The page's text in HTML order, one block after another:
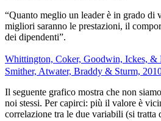
“Quanto meglio un leader è in grado di
migliori saranno le prestazioni, il
dei dipendenti”.
Whittington, Coker, Goodwin, Ickes, &
Smither, Atwater, Braddy & Sturm,
Il seguente grafico mostra che non
noi stessi. Per capirci: più il valore è
correlazione tra le due variabili (si tratta